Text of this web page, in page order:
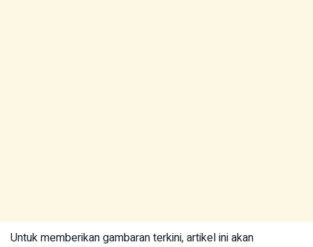
Untuk memberikan gambaran terkini, artikel ini akan